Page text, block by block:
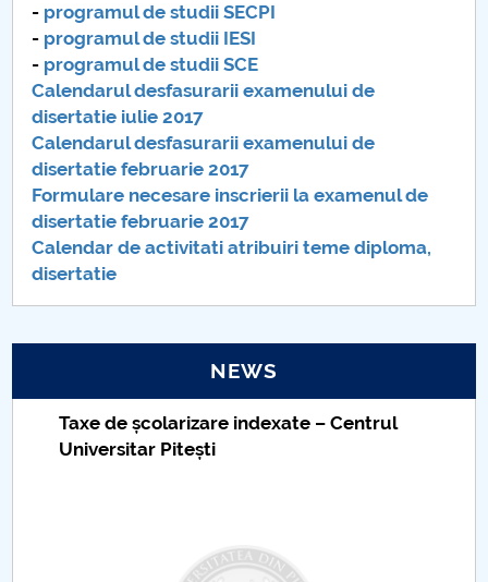
- programul de studii SECPI
- programul de studii IESI
- programul de studii SCE
Calendarul desfasurarii examenului de
disertatie iulie 2017
Calendarul desfasurarii examenului de
disertatie februarie 2017
Formulare necesare inscrierii la examenul de
disertatie februarie 2017
Calendar de activitati atribuiri teme diploma,
disertatie
NEWS
Taxe de școlarizare indexate – Centrul
Universitar Pitești